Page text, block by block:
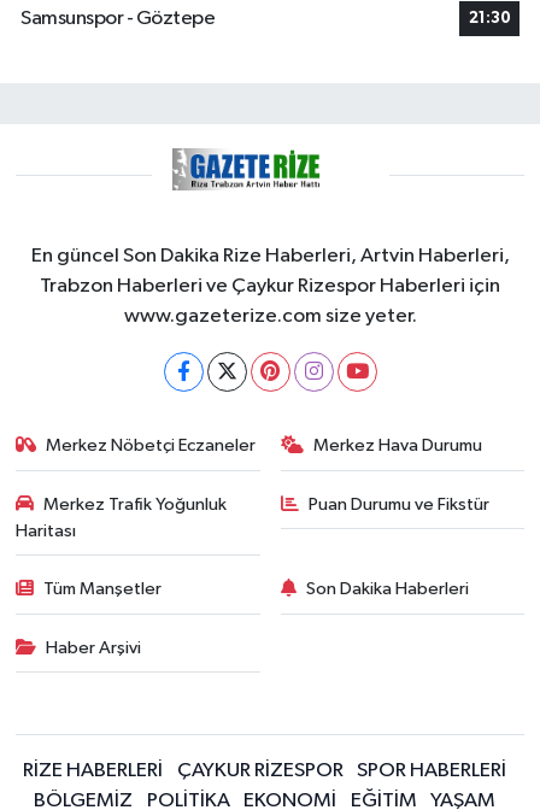
Samsunspor - Göztepe
21:30
En güncel Son Dakika Rize Haberleri, Artvin Haberleri,
Trabzon Haberleri ve Çaykur Rizespor Haberleri için
www.gazeterize.com size yeter.
Merkez Nöbetçi Eczaneler Merkez Hava Durumu
Merkez Trafik Yoğunluk
Haritası
Puan Durumu ve Fikstür
Tüm Manşetler Son Dakika Haberleri
Haber Arşivi
RİZE HABERLERİ ÇAYKUR RİZESPOR
SPOR HABERLERİ
BÖLGEMİZ
POLİTİKA EKONOMİ EĞİTİM YAŞAM